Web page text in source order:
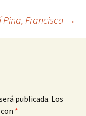
Pina, Francisca →
publicada. Los
*